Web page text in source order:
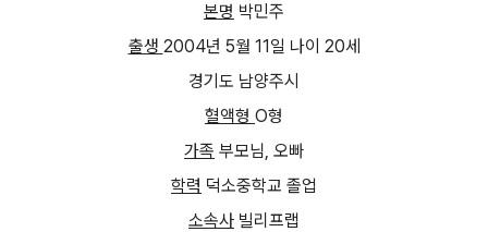
본명 박민주
출생 2004년 5월 11일 나이 20세
경기도 남양주시
혈액형 O형
가족 부모님, 오빠
학력 덕소중학교 졸업
소속사 빌리프랩